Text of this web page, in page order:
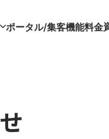
ポータル/集客機能料金